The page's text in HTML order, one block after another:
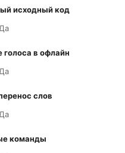
исходный код
Да
голоса в офлайн
Да
слов
Да
команды